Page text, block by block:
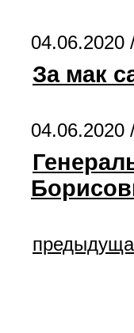
04.06.2020
За мак
04.06.2020